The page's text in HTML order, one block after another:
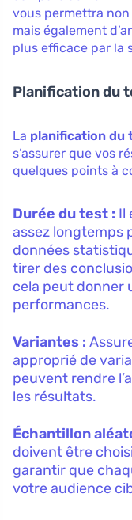
vous permettra
mais également
plus efficace par la
Planification du
La planification du
s’assurer que vos
quelques points à
Durée du test : Il
assez longtemps
données
tirer des
cela peut donner
performances.
Variantes :
approprié de
peuvent rendre
les résultats.
Échantillon
doivent être
garantir que
votre audience